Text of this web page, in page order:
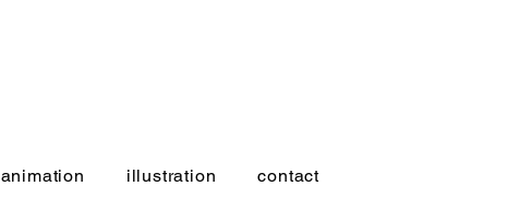
animation illustration contact